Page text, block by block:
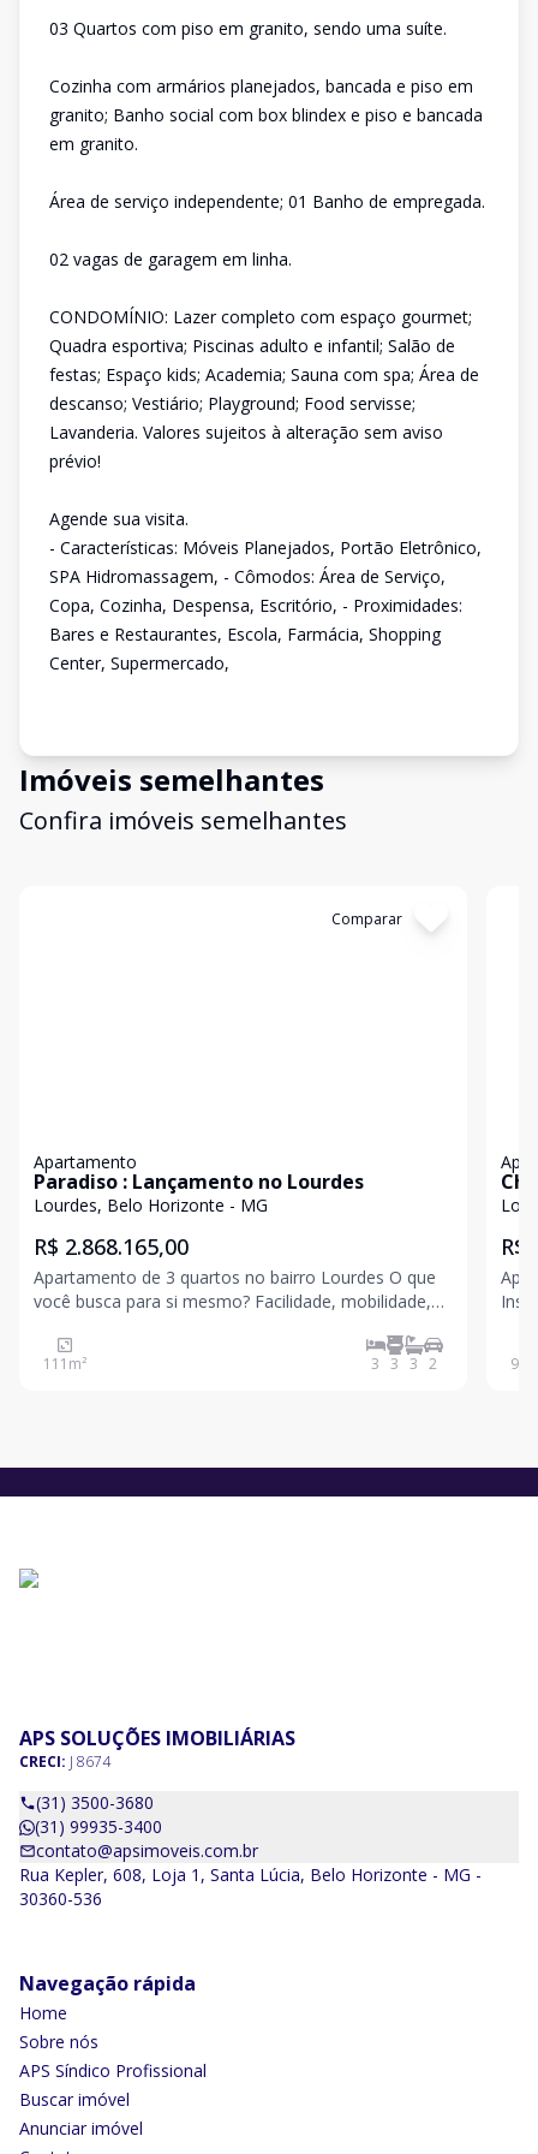
03 Quartos com piso em granito, sendo uma suíte.
Cozinha com armários planejados, bancada e piso em
granito; Banho social com box blindex e piso e bancada
em granito.
Área de serviço independente; 01 Banho de empregada.
02 vagas de garagem em linha.
CONDOMÍNIO: Lazer completo com espaço gourmet;
Quadra esportiva; Piscinas adulto e infantil; Salão de
festas; Espaço kids; Academia; Sauna com spa; Área de
descanso; Vestiário; Playground; Food servisse;
Lavanderia. Valores sujeitos à alteração sem aviso
prévio!
Agende sua visita.
- Características: Móveis Planejados, Portão Eletrônico,
SPA Hidromassagem, - Cômodos: Área de Serviço,
Copa, Cozinha, Despensa, Escritório, - Proximidades:
Bares e Restaurantes, Escola, Farmácia, Shopping
Center, Supermercado,
Imóveis semelhantes
Confira imóveis semelhantes
Comparar
Apartamento
Paradiso : Lançamento no Lourdes
Lourdes, Belo Horizonte - MG
R$ 2.868.165,00
Apartamento de 3 quartos no bairro Lourdes O que
você busca para si mesmo? Facilidade, mobilidade,
diversão, lazer, segurança, requinte e prestígio? Se
você quer tudo isso e algo a mais, saiba que é aqui,
111 m² 3 3 3 2
R$
92
APS SOLUÇÕES IMOBILIÁRIAS
CRECI: J 8674
(31) 3500-3680
(31) 99935-3400
contato@apsimoveis.com.br
Rua Kepler, 608, Loja 1, Santa Lúcia, Belo Horizonte - MG -
30360-536
Navegação rápida
Home
Sobre nós
APS Síndico Profissional
Buscar imóvel
Anunciar imóvel